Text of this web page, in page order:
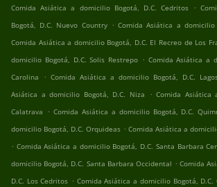
Comida Asiática a domicilio Bogotá, D.C. Cedritos .
Bogotá, D.C. Nuevo Country . Comida Asiática a
Comida Asiática a domicilio Bogotá, D.C. El Recreo de Los
domicilio Bogotá, D.C. Solis Restrepo . Comida Asiática a
Carolina
. Comida Asiática a domicilio Bogotá, D.C.
Asiática a domicilio Bogotá, D.C. Niza
. Comida Asiática
Calatrava . Comida Asiática a domicilio Bogotá, D.C.
domicilio Bogotá, D.C. Orquideas . Comida Asiática a
. Comida Asiática a domicilio Bogotá, D.C. Santa Barbara
domicilio Bogotá, D.C. Santa Barbara Occidental . Comida
D.C. Los Cedritos . Comida Asiática a domicilio Bogotá, D.C.